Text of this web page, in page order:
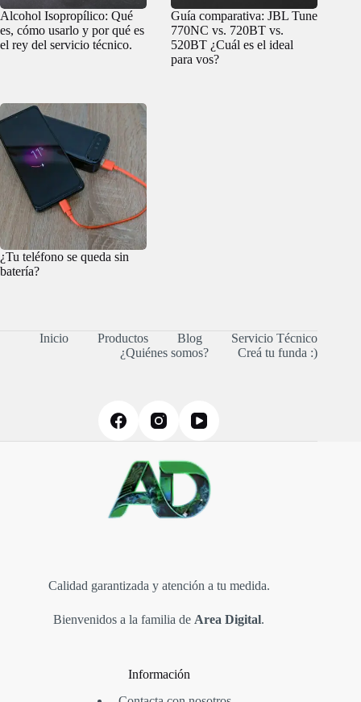
Alcohol Isopropílico: Qué
es, cómo usarlo y por qué es
el rey del servicio técnico.
Guía comparativa: JBL Tune
770NC vs. 720BT vs.
520BT ¿Cuál es el ideal
para vos?
¿Tu teléfono se queda sin
batería?
Inicio Productos Blog
Servicio Técnico
¿Quiénes somos?
Creá tu funda :)
Calidad garantizada y atención a tu medida.
Bienvenidos a la familia deArea Digital.
Información